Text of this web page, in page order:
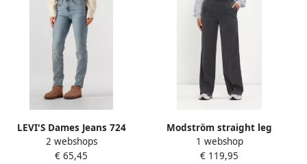
LEVI'S Dames Jeans 724
High Rise Straight Blue
Wave Light Lichtblauw
2 webshops
€ 65,45
Modström straight leg
broek met ceintuur en
krijtstreep grijs
1 webshop
€ 119,95